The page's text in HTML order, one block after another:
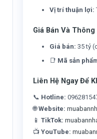
Vị trí thuận lợi:
Giá Bán Và
Giá bán: 35 tỷ
📑 Mã sản
Liên Hệ Ngay Để
📞 Hotline:
🌐Website:
📱TikTok:
📺YouTube: